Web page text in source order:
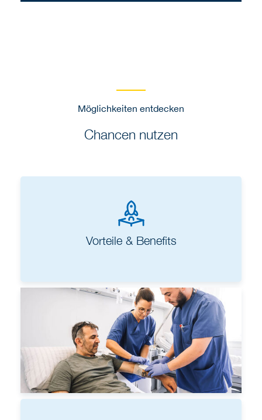
Möglichkeiten entdecken
Chancen nutzen
Vorteile & Benefits
Berufseinstieg und Ausbildung